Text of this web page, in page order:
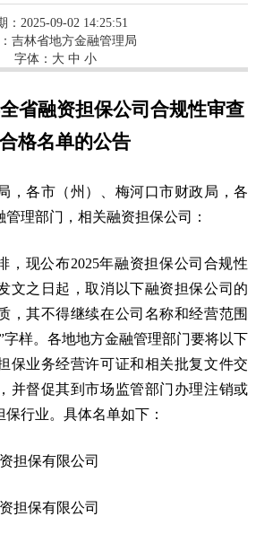
：2025-09-02 14:25:51
吉林省地方金融管理局
字体： 大 中 小
省融资担保公司合规性审查
格名单的公告
，各市（州）、梅河口市财政局，各
理部门，相关融资担保公司：
，现公布2025年融资担保公司合规性
文之日起，取消以下融资担保公司的
，其不得继续在公司名称和经营范围
字样。各地地方金融管理部门要将以下
保业务经营许可证和相关批复文件交
并督促其到市场监管部门办理注销或
行业。具体名单如下：
担保有限公司
担保有限公司